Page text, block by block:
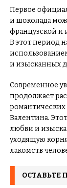
Первое
и шоколада
французской и
В этот период
и изысканных
Современное
продолжает
романтических
Валентина.
любви и
уходящую
лакомств
ОСТАВЬТЕ